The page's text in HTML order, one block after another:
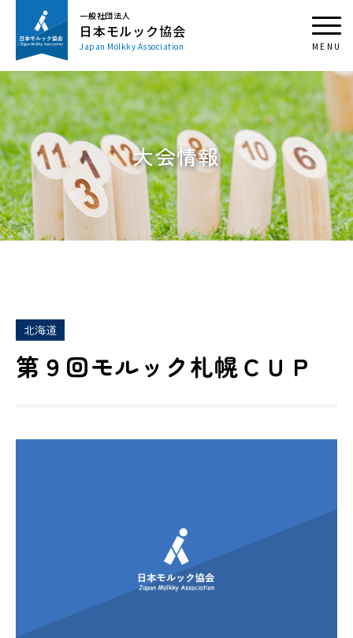
一般社団法人
日本モルック協会
Japan Mölkky Association
大会情報
北海道
第９回モルック札幌ＣＵＰ